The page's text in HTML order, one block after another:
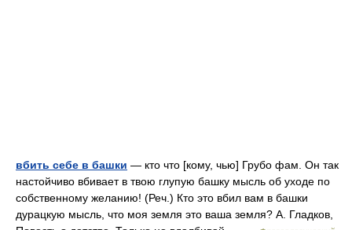
вбить себе в башки — кто что [кому, чью] Грубо фам. Он так
настойчиво вбивает в твою глупую башку мысль об уходе по
собственному желанию! (Реч.) Кто это вбил вам в башки
дурацкую мысль, что моя земля это ваша земля? А. Гладков,